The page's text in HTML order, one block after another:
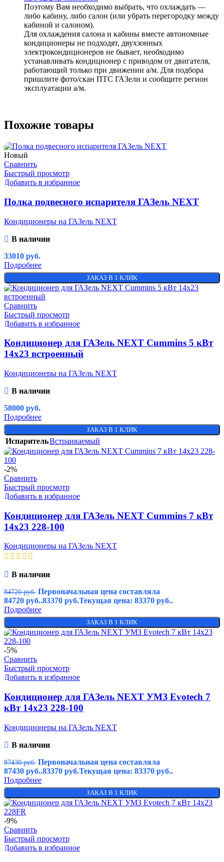
Поэтому Вам необходимо выбрать, что охлаждать —
либо кабину, либо салон (или убрать перегородку между
кабиной и салоном).
Для охлаждения салона и кабины вместе автономные
кондиционеры не подходят, двухзонных
электрокондиционеров не бывает, необходимо
устанавливать кондиционер с приводом от двигателя,
работающий только при движении а/м. Для подбора
пришлите фото/скан ПТС ГАЗели и сообщите регион
эксплуатации а/м.
Похожие товары
Новый
Сравнить
Быстрый просмотр
Добавить в избранное
Полка подвесного испарителя ГАЗель NEXT
Кондиционеры на ГАЗель NEXT
В наличии
33010 руб.
Подробнее
ЗАКАЗ В 1 КЛИК
Сравнить
Быстрый просмотр
Добавить в избранное
Кондиционер для ГАЗель NEXT Cummins 5 кВт
14х23 встроенный
Кондиционеры на ГАЗель NEXT
В наличии
58000 руб.
Подробнее
ЗАКАЗ В 1 КЛИК
ИспарительВстраиваемый
-2%
Сравнить
Быстрый просмотр
Добавить в избранное
Кондиционер для ГАЗель NEXT Cummins 7 кВт
14х23 228-100
Кондиционеры на ГАЗель NEXT
В наличии
84720руб. Первоначальная цена составляла
84720 руб..83370 руб.Текущая цена: 83370 руб..
Подробнее
ЗАКАЗ В 1 КЛИК
-5%
Сравнить
Быстрый просмотр
Добавить в избранное
Кондиционер для ГАЗель NEXT УМЗ Evotech 7
кВт 14х23 228-100
Кондиционеры на ГАЗель NEXT
В наличии
87430руб. Первоначальная цена составляла
87430 руб..83370 руб.Текущая цена: 83370 руб..
Подробнее
ЗАКАЗ В 1 КЛИК
-9%
Сравнить
Быстрый просмотр
Добавить в избранное